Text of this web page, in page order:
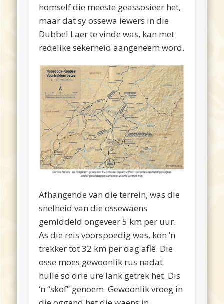
homself die meeste geassosieer het,
maar dat sy ossewa iewers in die
Dubbel Laer te vinde was, kan met
redelike sekerheid aangeneem word.
Afhangende van die terrein, was die
snelheid van die ossewaens
gemiddeld ongeveer 5 km per uur.
As die reis voorspoedig was, kon ’n
trekker tot 32 km per dag aflê. Die
osse moes gewoonlik rus nadat
hulle so drie ure lank getrek het. Dis
‘n “skof” genoem. Gewoonlik vroeg in